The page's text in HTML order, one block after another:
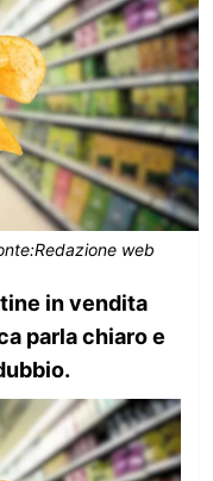
web
in vendita
parla chiaro e